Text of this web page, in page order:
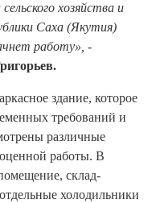
хозяйства и
Саха (Якутия)
работу», -
здание, которое
требований и
различные
работы. В
склад-
холодильники